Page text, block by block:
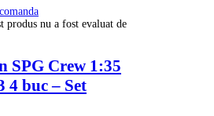
produs nu a fost evaluat de
SPG Crew 1:35
buc – Set